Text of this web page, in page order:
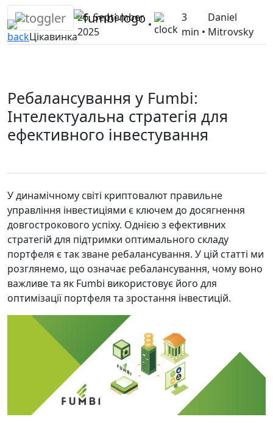
Skip
to
contentЦікавинка
26. September
2025
•
3
min •
Daniel
Mitrovsky
Ребалансування у Fumbi:
Інтелектуальна стратегія для
ефективного інвестування
У динамічному світі криптовалют правильне
управління інвестиціями є ключем до досягнення
довгострокового успіху. Однією з ефективних
стратегій для підтримки оптимального складу
портфеля є так зване ребалансування. У цій статті ми
розглянемо, що означає ребалансування, чому воно
важливе та як Fumbi використовує його для
оптимізації портфеля та зростання інвестицій.